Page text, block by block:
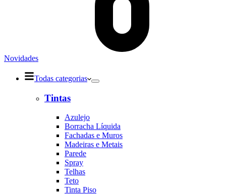
Novidades
Todas categorias
Tintas
Azulejo
Borracha Líquida
Fachadas e Muros
Madeiras e Metais
Parede
Spray
Telhas
Teto
Tinta Piso